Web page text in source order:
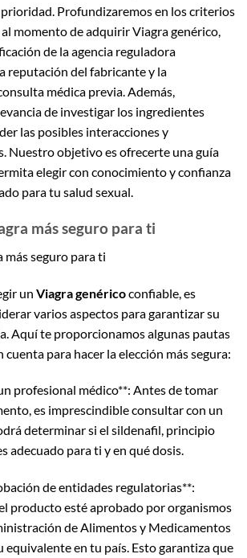
Profundizaremos en los criterios
momento de adquirir Viagra genérico,
de la agencia reguladora
reputación del fabricante y la
médica previa. Además,
de investigar los ingredientes
las posibles interacciones y
Nuestro objetivo es ofrecerte una guía
elegir con conocimiento y confianza
para tu salud sexual.
más seguro para ti
más seguro para ti
un Viagra genéricoconfiable, es
varios aspectos para garantizar su
Aquí te proporcionamos algunas pautas
cuenta para hacer la elección más segura:
profesional médico**: Antes de tomar
es imprescindible consultar con un
determinar si el sildenafil, principio
adecuado para ti y en qué dosis.
de entidades regulatorias**:
producto esté aprobado por organismos
de Alimentos y Medicamentos
equivalente en tu país. Esto garantiza que